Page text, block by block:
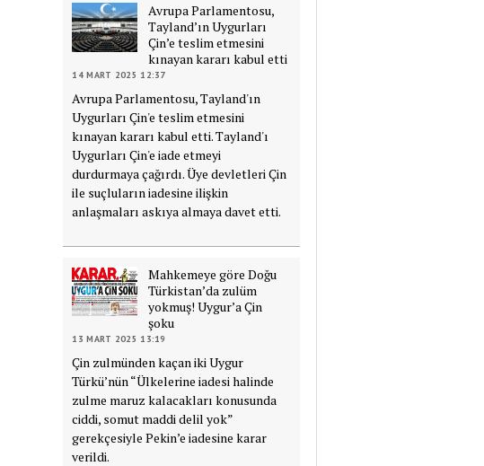
Avrupa Parlamentosu,
Tayland’ın Uygurları
Çin’e teslim etmesini
kınayan kararı kabul etti
14 MART 2025 12:37
Avrupa Parlamentosu, Tayland'ın
Uygurları Çin'e teslim etmesini
kınayan kararı kabul etti. Tayland'ı
Uygurları Çin'e iade etmeyi
durdurmaya çağırdı. Üye devletleri Çin
ile suçluların iadesine ilişkin
anlaşmaları askıya almaya davet etti.
Mahkemeye göre Doğu
Türkistan’da zulüm
yokmuş! Uygur’a Çin
şoku
13 MART 2025 13:19
Çin zulmünden kaçan iki Uygur
Türkü’nün “Ülkelerine iadesi halinde
zulme maruz kalacakları konusunda
ciddi, somut maddi delil yok”
gerekçesiyle Pekin’e iadesine karar
verildi.